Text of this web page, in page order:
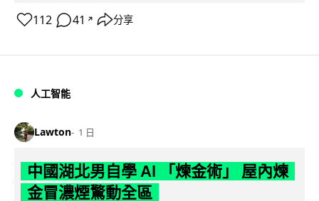
112 41 ↗ 分享
人工智能
Lawton 1 日
中國湖北男自學 AI 「煉金術」 屋內煉
金冒濃煙驚動全區